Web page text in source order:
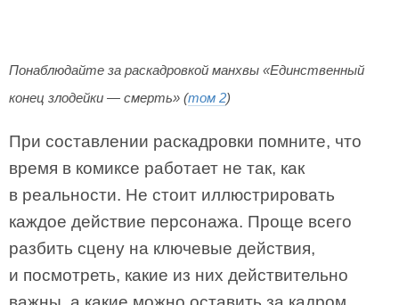
Понаблюдайте за раскадровкой манхвы «Единственный
конец злодейки — смерть» (том 2)
При составлении раскадровки помните, что
время в комиксе работает не так, как
в реальности. Не стоит иллюстрировать
каждое действие персонажа. Проще всего
разбить сцену на ключевые действия,
и посмотреть, какие из них действительно